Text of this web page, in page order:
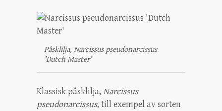
Påsklilja, Narcissus pseudonarcissus
’Dutch Master’
Klassisk påsklilja, Narcissus
pseudonarcissus, till exempel av sorten